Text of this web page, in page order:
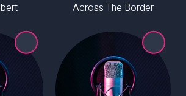
Across The Border